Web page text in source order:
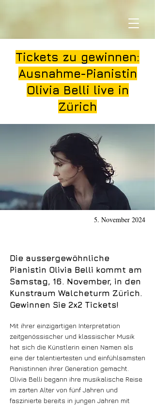
Tickets zu gewinnen:
Ausnahme-Pianistin
Olivia Belli live in
Zürich
5. November 2024
Die aussergewöhnliche
Pianistin Olivia Belli kommt am
Samstag, 16. November, in den
Kunstraum Walcheturm Zürich.
Gewinnen Sie 2x2 Tickets!
Mit ihrer einzigartigen Interpretation
zeitgenössischer und klassischer Musik
hat sich die Künstlerin einen Namen als
eine der talentiertesten und einfühlsamsten
Pianistinnen ihrer Generation gemacht.
Olivia Belli begann ihre musikalische Reise
im zarten Alter von fünf Jahren und
faszinierte bereits in jungen Jahren mit